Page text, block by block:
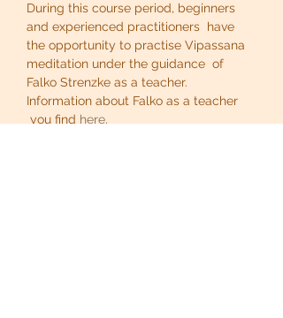
During this course period, beginners
and experienced practitioners  have
the opportunity to practise Vipassana
meditation under the guidance  of
Falko Strenzke as a teacher.
Information about Falko as a teacher
you find here.